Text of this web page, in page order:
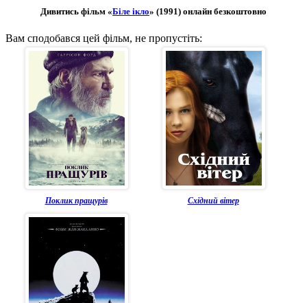
Дивитись фільм «Біле ікло» (1991) онлайн безкоштовно
Вам сподобався цей фільм, не пропустіть:
Поклик пращурів Східний вітер